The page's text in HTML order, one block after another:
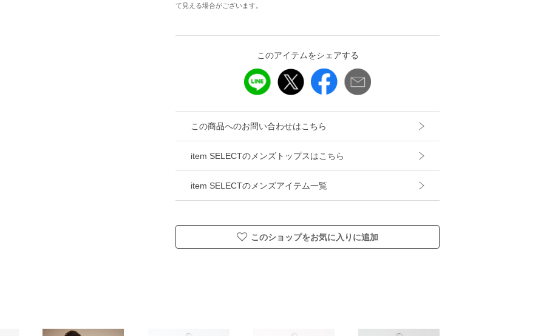
て見える場合がございます。
このアイテムをシェアする
この商品へのお問い合わせはこちら
item SELECTのメンズトップスはこちら
item SELECTのメンズアイテム一覧
このショップをお気に入りに追加